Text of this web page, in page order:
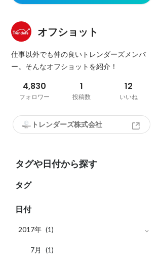
オフショット
仕事以外でも仲の良いトレンダーズメンバ
ー。そんなオフショットを紹介！
4,830
フォロワー
1
投稿数
12
いいね
トレンダーズ株式会社
タグや日付から探す
タグ
日付
2017年 (1)
7月 (1)